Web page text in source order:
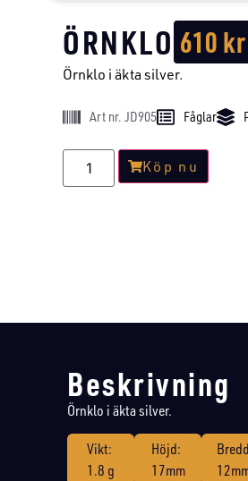
ÖRNKLO 610kr
Örnklo i äkta silver.
Art nr. JD905 Fåglar
Köp nu
Beskrivning
Örnklo i äkta silver.
Vikt:
1.8 g
Höjd:
17mm